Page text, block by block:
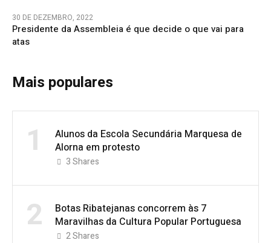
30 DE DEZEMBRO, 2022
Presidente da Assembleia é que decide o que vai para
atas
Mais populares
1
Alunos da Escola Secundária Marquesa de
Alorna em protesto
3Shares
2
Botas Ribatejanas concorrem às 7
Maravilhas da Cultura Popular Portuguesa
2Shares